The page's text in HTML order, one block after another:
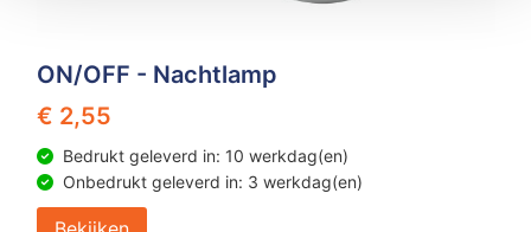
ON/OFF - Nachtlamp
€ 2,55
Bedrukt geleverd in: 10 werkdag(en)
Onbedrukt geleverd in: 3 werkdag(en)